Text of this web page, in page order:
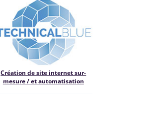
Création de site internet sur-
mesure / et automatisation